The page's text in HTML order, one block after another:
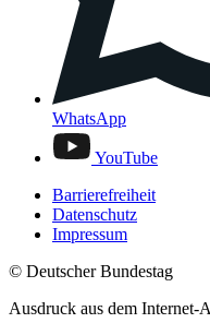
WhatsApp
YouTube
Barrierefreiheit
Datenschutz
Impressum
© Deutscher Bundestag
Ausdruck aus dem Internet-